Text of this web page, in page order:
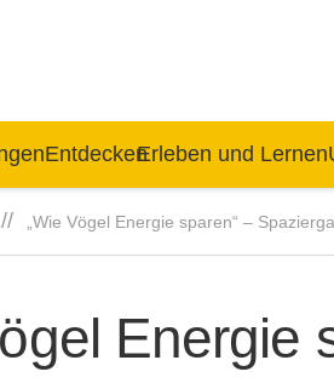
EntdeckenErleben und Lernen
// „Wie Vögel Energie sparen“ –
Energie